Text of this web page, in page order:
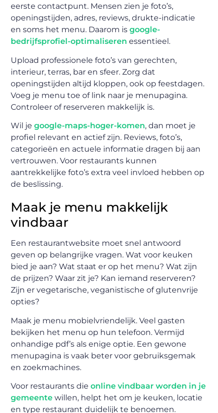
eerste contactpunt. Mensen zien je foto’s,
openingstijden, adres, reviews, drukte-indicatie
en soms het menu. Daarom isgoogle-
bedrijfsprofiel-optimaliseren essentieel.
Upload professionele foto’s van gerechten,
interieur, terras, bar en sfeer. Zorg dat
openingstijden altijd kloppen, ook op feestdagen.
Voeg je menu toe of link naar je menupagina.
Controleer of reserveren makkelijk is.
Wil jegoogle-maps-hoger-komen, dan moet je
profiel relevant en actief zijn. Reviews, foto’s,
categorieën en actuele informatie dragen bij aan
vertrouwen. Voor restaurants kunnen
aantrekkelijke foto’s extra veel invloed hebben op
de beslissing.
Maak je menu makkelijk
vindbaar
Een restaurantwebsite moet snel antwoord
geven op belangrijke vragen. Wat voor keuken
bied je aan? Wat staat er op het menu? Wat zijn
de prijzen? Waar zit je? Kan iemand reserveren?
Zijn er vegetarische, veganistische of glutenvrije
opties?
Maak je menu mobielvriendelijk. Veel gasten
bekijken het menu op hun telefoon. Vermijd
onhandige pdf’s als enige optie. Een gewone
menupagina is vaak beter voor gebruiksgemak
en zoekmachines.
Voor restaurants dieonline vindbaar worden in je
gemeente willen, helpt het om je keuken, locatie
en type restaurant duidelijk te benoemen.